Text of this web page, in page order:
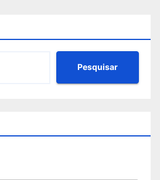
Pesquisar